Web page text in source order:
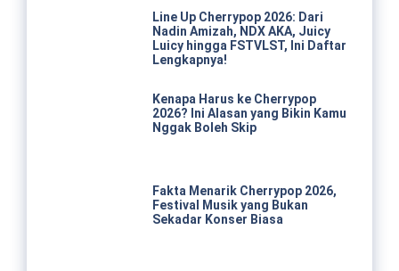
Line Up Cherrypop 2026: Dari
Nadin Amizah, NDX AKA, Juicy
Luicy hingga FSTVLST, Ini Daftar
Lengkapnya!
Kenapa Harus ke Cherrypop
2026? Ini Alasan yang Bikin Kamu
Nggak Boleh Skip
Fakta Menarik Cherrypop 2026,
Festival Musik yang Bukan
Sekadar Konser Biasa